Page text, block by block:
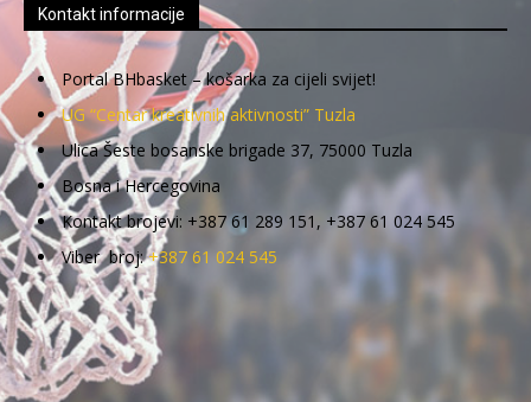
Kontakt informacije
Portal BHbasket – košarka za cijeli svijet!
UG “Centar kreativnih aktivnosti” Tuzla
Ulica Šeste bosanske brigade 37, 75000 Tuzla
Bosna i Hercegovina
Kontakt brojevi: +387 61 289 151, +387 61 024 545
Viber broj:+387 61 024 545